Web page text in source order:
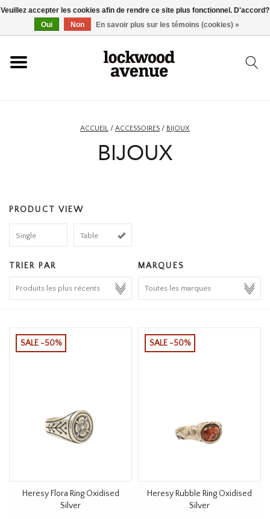
ACCUEIL
ACCESSOIRES
HOMEWARE
ACCUEIL / ACCESSOIRES / BIJOUX
BIJOUX
PRODUCT VIEW
Single Table
TRIER PAR MARQUES
SALE -50%
Heresy Flora Ring Oxidised
Silver
SALE -50%
Heresy Rubble Ring Oxidised
Silver
Veuillez accepter les cookies afin de rendre ce site plus fonctionnel. D'accord?
Oui
Non En savoir plus sur les témoins (cookies) »